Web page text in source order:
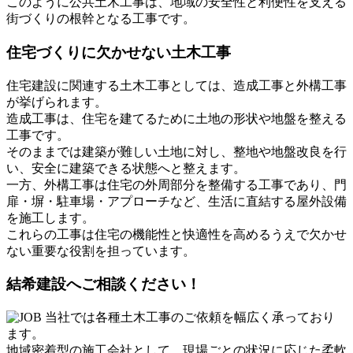
街づくりの根幹となる工事です。
住宅づくりに欠かせない土木工事
住宅建設に関連する土木工事としては、造成工事と外構工事
が挙げられます。
造成工事は、住宅を建てるために土地の形状や地盤を整える
工事です。
そのままでは建築が難しい土地に対し、整地や地盤改良を行
い、安全に建築できる状態へと整えます。
一方、外構工事は住宅の外周部分を整備する工事であり、門
扉・塀・駐車場・アプローチなど、生活に直結する屋外設備
を施工します。
これらの工事は住宅の機能性と快適性を高めるうえで欠かせ
ない重要な役割を担っています。
結希建設へご相談ください！
当社では各種土木工事のご依頼を幅広く承っており
ます。